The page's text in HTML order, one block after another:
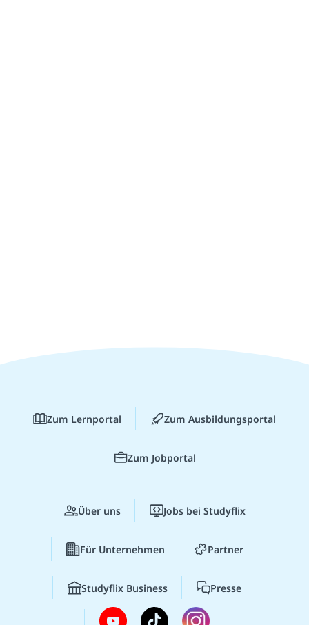
Zum Lernportal Zum Ausbildungsportal
Zum Jobportal
Über uns Jobs bei Studyflix
Für Unternehmen Partner
Studyflix Business Presse